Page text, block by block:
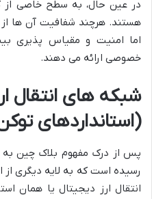
در عین حال، به سطح خاصی از
هستند. هرچند شفافیت آن ها
اما امنیت و مقیاس پذیری
خصوصی ارائه می دهند.
شبکه های انتقال
(استانداردهای
پس از درک مفهوم بلاک چین به
رسیده است که به لایه دیگری از
انتقال ارز دیجیتال یا همان